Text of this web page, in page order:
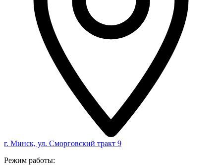
г. Минск, ул. Сморговский тракт 9
Режим работы: